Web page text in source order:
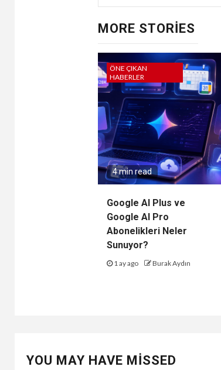
MORE STORIES
ÖNE ÇIKAN
HABERLER
4 min read
Google AI Plus ve
Google AI Pro
Abonelikleri Neler
Sunuyor?
1 ay ago Burak Aydın
YOU MAY HAVE MISSED